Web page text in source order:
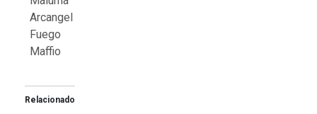
Arcangel
Fuego
Maffio
Relacionado